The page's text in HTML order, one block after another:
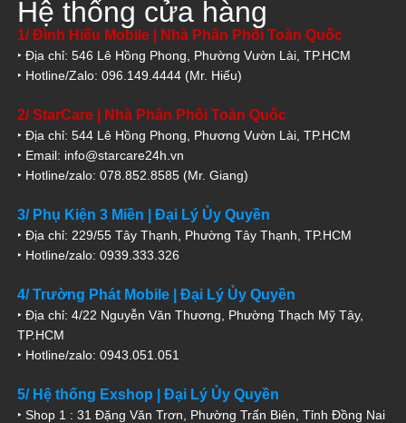
Hệ thống cửa hàng
1/ Đình Hiếu Mobile | Nhà Phân Phối Toàn Quốc
‣ Địa chỉ: 546 Lê Hồng Phong, Phường Vườn Lài, TP.HCM
‣ Hotline/Zalo: 096.149.4444 (Mr. Hiếu)
2/ StarCare | Nhà Phân Phối Toàn Quốc
‣ Địa chỉ: 544 Lê Hồng Phong, Phương Vườn Lài, TP.HCM
‣ Email: info@starcare24h.vn
‣ Hotline/zalo: 078.852.8585 (Mr. Giang)
3/ Phụ Kiện 3 Miền | Đại Lý Ủy Quyền
‣ Địa chỉ: 229/55 Tây Thạnh, Phường Tây Thạnh, TP.HCM
‣ Hotline/zalo: 0939.333.326
4/ Trường Phát Mobile | Đại Lý Ủy Quyền
‣ Địa chỉ: 4/22 Nguyễn Văn Thương, Phường Thạch Mỹ Tây,
TP.HCM
‣ Hotline/zalo: 0943.051.051
5/ Hệ thống Exshop | Đại Lý Ủy Quyền
‣ Shop 1 : 31 Đặng Văn Trơn, Phường Trấn Biên, Tỉnh Đồng Nai